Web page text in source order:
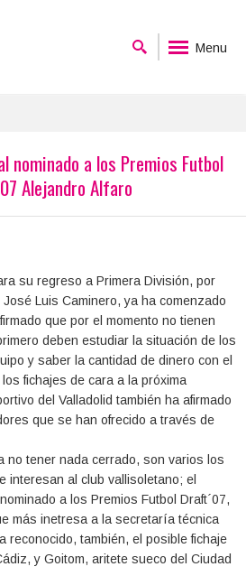
Menu
nominado a los Premios Futbol
Alejandro Alfaro
su regreso a Primera División, por
Luis Caminero, ya ha comenzado
que por el momento no tienen
deben estudiar la situación de los
y saber la cantidad de dinero con el
fichajes de cara a la próxima
del Valladolid también ha afirmado
que se han ofrecido a través de
no tener nada cerrado, son varios los
interesan al club vallisoletano; el
a los Premios Futbol Draft´07,
más inetresa a la secretaría técnica
reconocido, también, el posible fichaje
y Goitom, aritete sueco del Ciudad